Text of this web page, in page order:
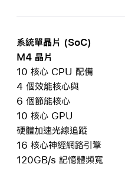
系統單晶片 (SoC)
M4 晶片
10 核心 CPU 配備
4 個效能核心與
6 個節能核心
10 核心 GPU
硬體加速光線追蹤
16 核心神經網路引擎
120GB/s 記憶體頻寬